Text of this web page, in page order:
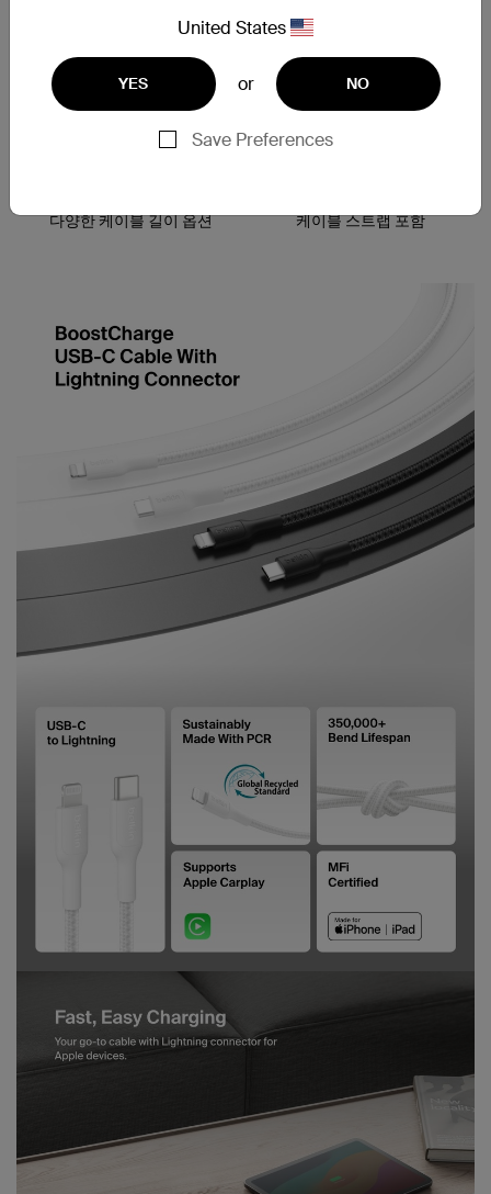
United States
YES or NO
Save Preferences
350,000회 이상의 굽힘
20,000회 이상의 플러그
연결
최대 95% PCR 소재로
다양한 케이블 길이 옵션 케이블 스트랩 포함